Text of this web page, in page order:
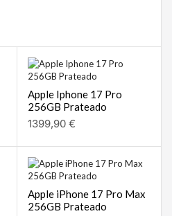
Apple Iphone 17 Pro
256GB Prateado
1399,90 €
Apple iPhone 17 Pro Max
256GB Prateado